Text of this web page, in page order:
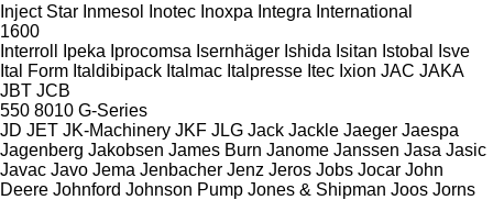
Inject Star Inmesol Inotec Inoxpa Integra International
1600
Interroll
Ipeka Iprocomsa Isernhäger Ishida Isitan Istobal
Isve
Ital Form Italdibipack Italmac Italpresse Itec Ixion JAC JAKA
JBT JCB
550 8010 G-Series
JD JET JK-Machinery JKF JLG Jack Jackle Jaeger Jaespa
Jagenberg Jakobsen James Burn Janome Janssen Jasa Jasic
Javac Javo Jema Jenbacher Jenz Jeros Jobs Jocar John
Deere Johnford Johnson Pump Jones & Shipman Joos Jorns